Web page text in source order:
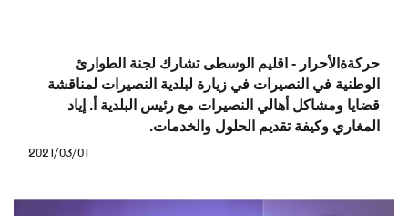
حركةةالأحرار - اقليم الوسطى تشارك لجنة الطوارئ
الوطنية في النصيرات في زيارة لبلدية النصيرات لمناقشة
قضايا ومشاكل أهالي النصيرات مع رئيس البلدية أ. إياد
المغاري وكيفة تقديم الحلول والخدمات.